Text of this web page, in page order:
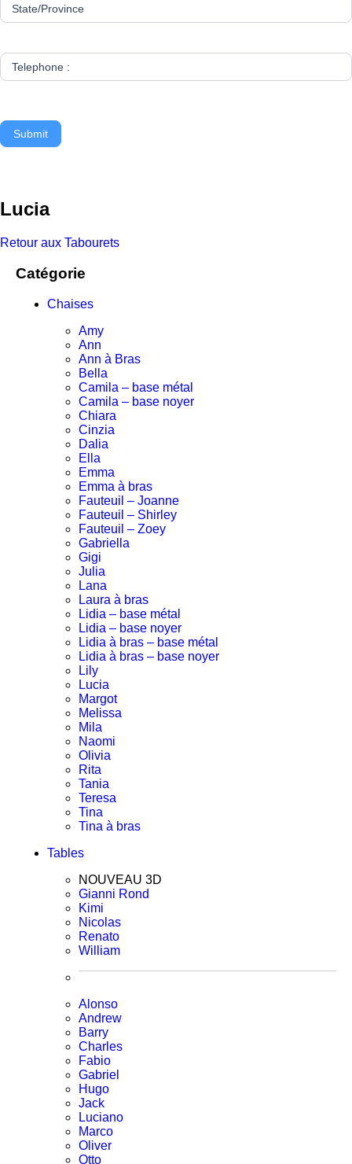
State/Province
Telephone :
Submit
Lucia
Retour aux Tabourets
Catégorie
Chaises
Amy
Ann
Ann à Bras
Bella
Camila – base métal
Camila – base noyer
Chiara
Cinzia
Dalia
Ella
Emma
Emma à bras
Fauteuil – Joanne
Fauteuil – Shirley
Fauteuil – Zoey
Gabriella
Gigi
Julia
Lana
Laura à bras
Lidia – base métal
Lidia – base noyer
Lidia à bras – base métal
Lidia à bras – base noyer
Lily
Lucia
Margot
Melissa
Mila
Naomi
Olivia
Rita
Tania
Teresa
Tina
Tina à bras
Tables
NOUVEAU 3D
Gianni Rond
Kimi
Nicolas
Renato
William
Alonso
Andrew
Barry
Charles
Fabio
Gabriel
Hugo
Jack
Luciano
Marco
Oliver
Otto